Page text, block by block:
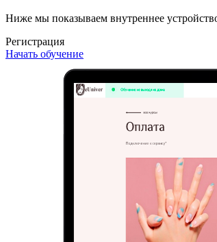
Ниже мы показываем внутреннее
Регистрация
Начать обучение